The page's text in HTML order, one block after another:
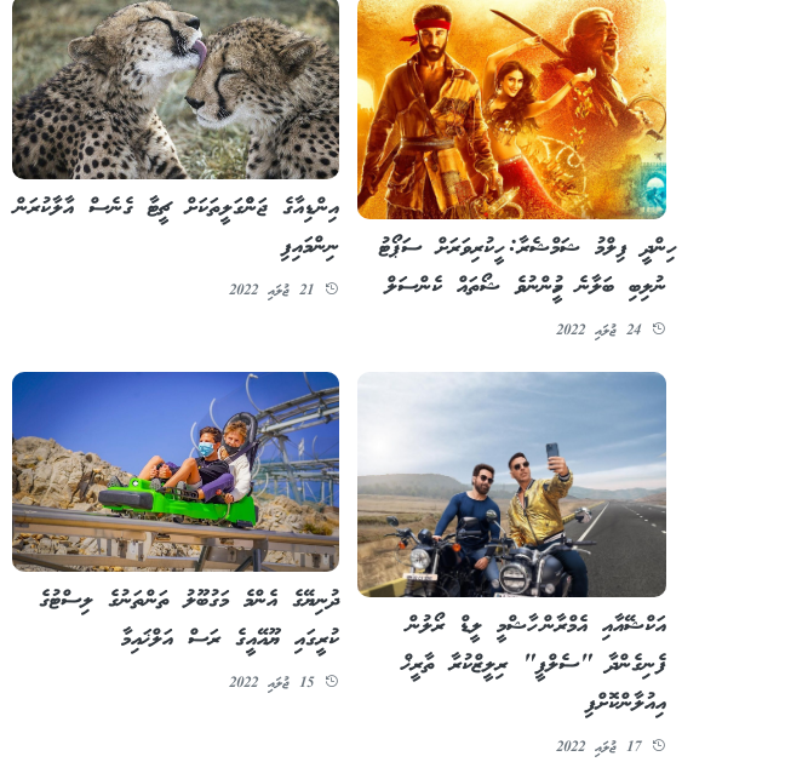
ހިންދީ ފިލްމު ޝަމްޝެރާ: ހީކުރިވަރަށް ސަޕޯޓު
ނުލިބި ބަލާނެ މީހުންނުވެ ޝޯތައް ކެންސަލް
24 ޖުލައި 2022
އިންޑިއާގެ ޖަންްގަލީތަކަށް ޗީޓާ ގެނެސް އާލާކުރަން
ނިންމައިފި
އަކްޝޭއާއި އެމްރާން ހާޝްމީ ލީޑް ރޯލުން
ފެނިގެންދާ "ސެލްފީ" ރިލީޒްކުރާ ތާރީޚް
އިއުލާންކޮށްފި
17 ޖުލައި 2022
ދުނިޔޭގެ އެންމެ މަގުބޫލު ތަންތަނުގެ ލިސްޓުގެ
ކުރީގައި ޔޫއޭއީގެ ރަސް އަލްޚައިމާ
15 ޖުލައި 2022